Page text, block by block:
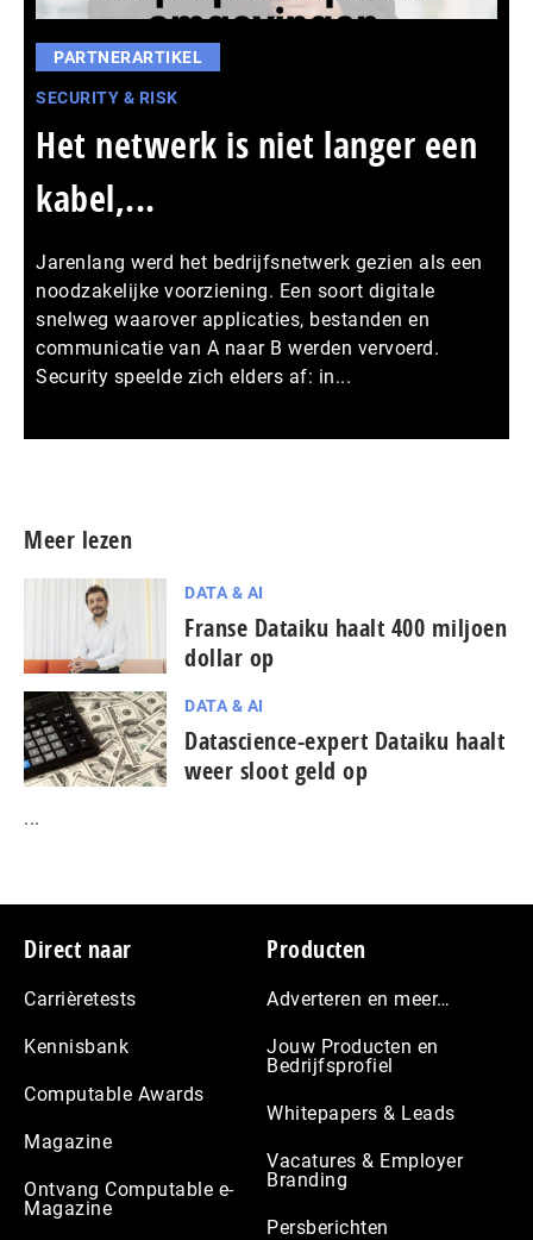
PARTNERARTIKEL
SECURITY & RISK
Het netwerk is niet langer een
kabel,...
Jarenlang werd het bedrijfsnetwerk gezien als een
noodzakelijke voorziening. Een soort digitale
snelweg waarover applicaties, bestanden en
communicatie van A naar B werden vervoerd.
Security speelde zich elders af: in...
Meer lezen
DATA & AI
Franse Dataiku haalt 400 miljoen
dollar op
DATA & AI
Datascience-expert Dataiku haalt
weer sloot geld op
...
Footer
Direct naar
Carrièretests
Kennisbank
Computable Awards
Magazine
Ontvang Computable e-
Magazine
Producten
Adverteren en meer…
Jouw Producten en
Bedrijfsprofiel
Whitepapers & Leads
Vacatures & Employer
Branding
Persberichten